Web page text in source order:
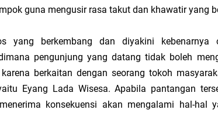
Sistem “Penilaian Objektif” dan “Penilaian Subjektif”; Antara
yang Meminta Bantuan Tapi Tidak Pernah Berniat Bergerak
lebihan dalam Belajar Tahsin; Antara Kesungguhan dan
Cara Membunuh Motivasi Karyawan secara Diam-
guna mengusir rasa takut dan khawatir yang
yang berkembang dan diyakini kebenarnya
pengunjung yang datang tidak boleh
berkaitan dengan seorang tokoh
Eyang Lada Wisesa. Apabila pantangan
konsekuensi akan mengalami hal-hal